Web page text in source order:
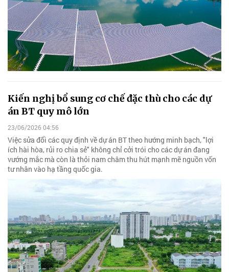
Kiến nghị bổ sung cơ chế đặc thù cho các dự
án BT quy mô lớn
23/06/2026 04:56
Việc sửa đổi các quy định về dự án BT theo hướng minh bạch, "lợi
ích hài hòa, rủi ro chia sẻ" không chỉ cởi trói cho các dự án đang
vướng mắc mà còn là thỏi nam châm thu hút mạnh mẽ nguồn vốn
tư nhân vào hạ tầng quốc gia.